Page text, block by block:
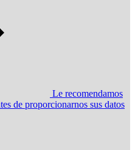
Le recomendamos
de proporcionarnos sus datos